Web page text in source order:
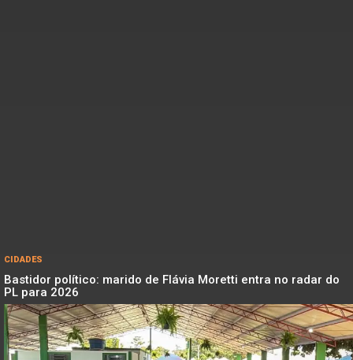
CIDADES
Bastidor político: marido de Flávia Moretti entra no radar do
PL para 2026